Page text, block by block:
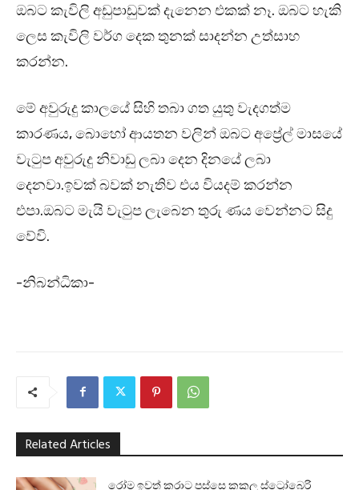
ඔබට කැවිලි අඩුපාඩුවක් දැනෙන එකක් නෑ. ඔබට හැකි
ලෙස කැවිලි වර්ග දෙක තුනක් සාදන්න උත්සාහ
කරන්න.
මේ අවුරුදු කාලයේ සිහි තබා ගත යුතු වැදගත්ම
කාරණය, බොහෝ ආයතන වලින් ඔබට අප්‍රේල් මාසයේ
වැටුප අවුරුදු නිවාඩු ලබා දෙන දිනයේ ලබා
දෙනවා.ඉවක් බවක් නැතිව එය වියදම් කරන්න
එපා.ඔබට මැයි වැටුප ලැබෙන තුරු ණය වෙන්නට සිදු
වේවි.
-නිබන්ධිකා-
Related Articles
රෝම ඉවත් කරාට පස්සෙ කකුල ස්ට්‍රෝබෙරි